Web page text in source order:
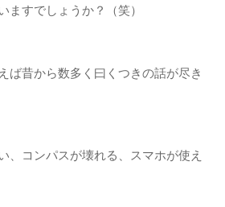
ますでしょうか？（笑）
ば昔から数多く曰くつきの話が尽き
、コンパスが壊れる、スマホが使え